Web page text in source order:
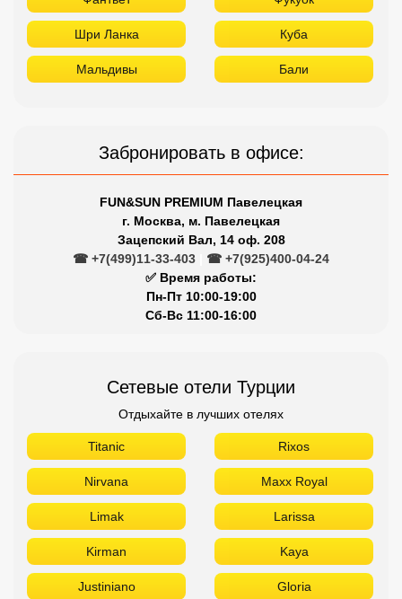
Шри Ланка Куба
Мальдивы Бали
Забронировать в офисе:
FUN&SUN PREMIUM Павелецкая
г. Москва, м. Павелецкая
Зацепский Вал, 14 оф. 208
☎ +7(499)11-33-403
☎ +7(925)400-04-24
✅ Время работы:
Пн-Пт 10:00-19:00
Сб-Вс 11:00-16:00
Сетевые отели Турции
Отдыхайте в лучших отелях
Titanic Rixos
Nirvana Maxx Royal
Limak Larissa
Kirman Kaya
Justiniano Gloria